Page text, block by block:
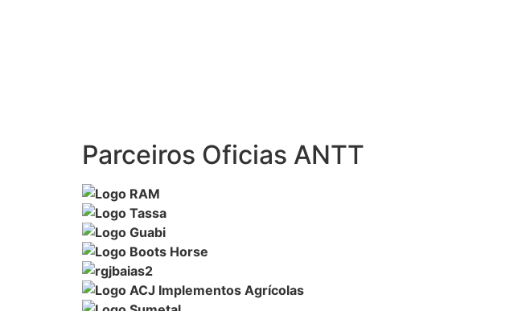
Parceiros Oficias ANTT